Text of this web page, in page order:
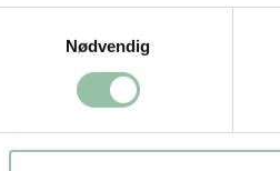
Nødvendig
og mynte. Vend det i yoghurten.